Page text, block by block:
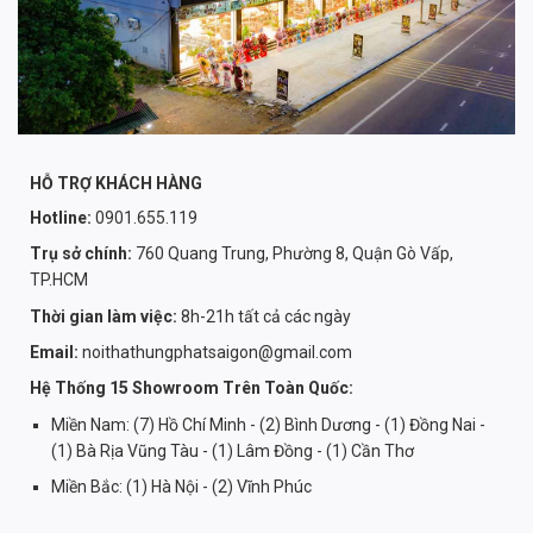
HỖ TRỢ KHÁCH HÀNG
Hotline: 0901.655.119
Trụ sở chính: 760 Quang Trung, Phường 8, Quận Gò Vấp,
TP.HCM
Thời gian làm việc: 8h-21h tất cả các ngày
Email: noithathungphatsaigon@gmail.com
Hệ Thống 15 Showroom Trên Toàn Quốc:
Miền Nam: (7) Hồ Chí Minh - (2) Bình Dương - (1) Đồng Nai -
(1) Bà Rịa Vũng Tàu - (1) Lâm Đồng - (1) Cần Thơ
Miền Bắc: (1) Hà Nội - (2) Vĩnh Phúc